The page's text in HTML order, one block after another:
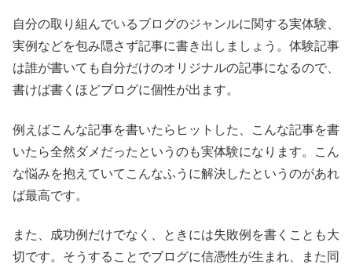
自分の取り組んでいるブログのジャンルに関する実体験、
実例などを包み隠さず記事に書き出しましょう。体験記事
は誰が書いても自分だけのオリジナルの記事になるので、
書けば書くほどブログに個性が出ます。
例えばこんな記事を書いたらヒットした、こんな記事を書
いたら全然ダメだったというのも実体験になります。こん
な悩みを抱えていてこんなふうに解決したというのがあれ
ば最高です。
また、成功例だけでなく、ときには失敗例を書くことも大
切です。そうすることでブログに信憑性が生まれ、また同